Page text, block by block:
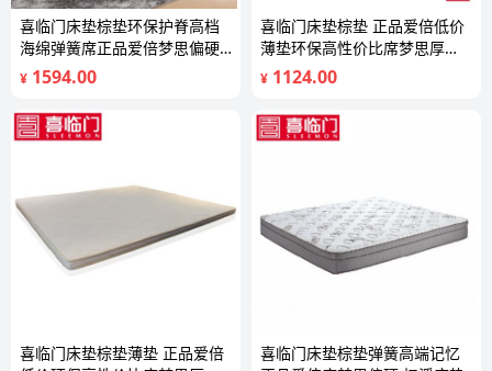
喜临门床垫棕垫环保护脊高档
海绵弹簧席正品爱倍梦思偏硬
尊悦
¥ 1594.00
喜临门床垫棕垫 正品爱倍低价
薄垫环保高性价比席梦思厚
8CM 诺蓝
¥ 1124.00
喜临门床垫棕垫薄垫 正品爱倍
喜临门床垫棕垫弹簧高端记忆